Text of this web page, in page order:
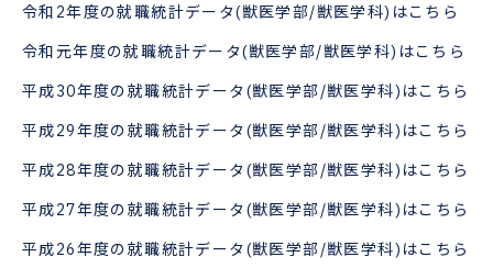
令和2年度の就職統計データ(獣医学部/獣医学科)はこちら
令和元年度の就職統計データ(獣医学部/獣医学科)はこちら
平成30年度の就職統計データ(獣医学部/獣医学科)はこちら
平成29年度の就職統計データ(獣医学部/獣医学科)はこちら
平成28年度の就職統計データ(獣医学部/獣医学科)はこちら
平成27年度の就職統計データ(獣医学部/獣医学科)はこちら
平成26年度の就職統計データ(獣医学部/獣医学科)はこちら